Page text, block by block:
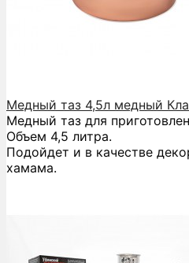
Медный таз 4,5л медный
Медный таз для
Объем 4,5 литра.
Подойдет и в качестве
хамама.